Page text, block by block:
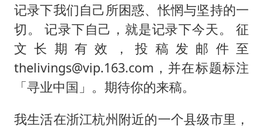
记录下我们自己所困惑、怅惘与坚持的一
切。 记录下自己，就是记录下今天。 征
文长期有效，投稿发邮件至
thelivings@vip.163.com，并在标题标注
「寻业中国」。期待你的来稿。
我生活在浙江杭州附近的一个县级市里，